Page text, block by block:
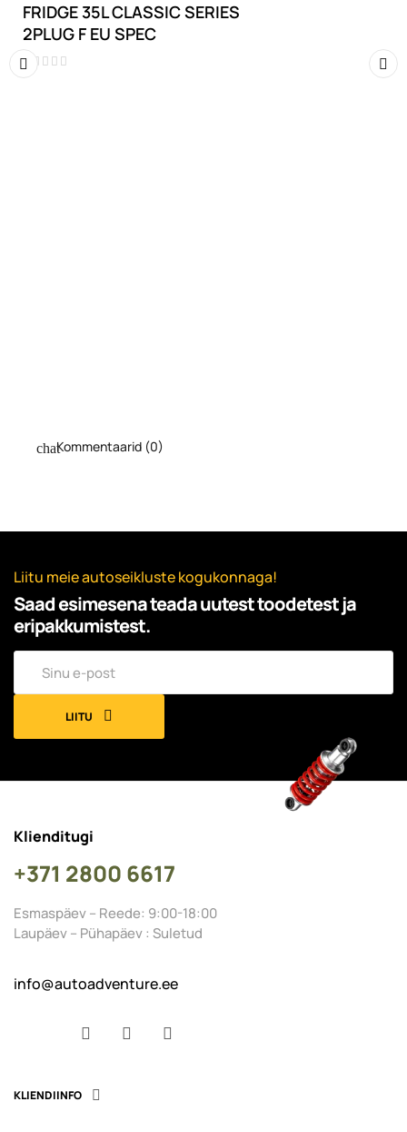
FRIDGE 35L CLASSIC SERIES
2PLUG F EU SPEC
Kommentaarid (0)
Liitu meie autoseikluste kogukonnaga!
Saad esimesena teada uutest toodetest ja
eripakkumistest.
LIITU
Klienditugi
+371 2800 6617
Esmaspäev – Reede: 9:00-18:00
Laupäev – Pühapäev : Suletud
info@autoadventure.ee
KLIENDIINFO 
FacebookYouTube